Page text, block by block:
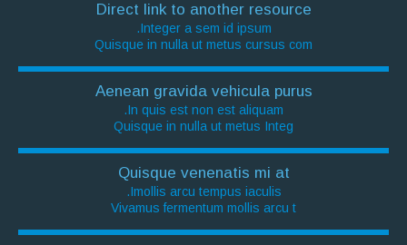
Direct link to another resource
Integer a sem id ipsum.
Quisque in nulla ut metus cursus com
Aenean gravida vehicula purus
In quis est non est aliquam.
Quisque in nulla ut metus Integ
Quisque venenatis mi at
Imollis arcu tempus iaculis.
Vivamus fermentum mollis arcu t